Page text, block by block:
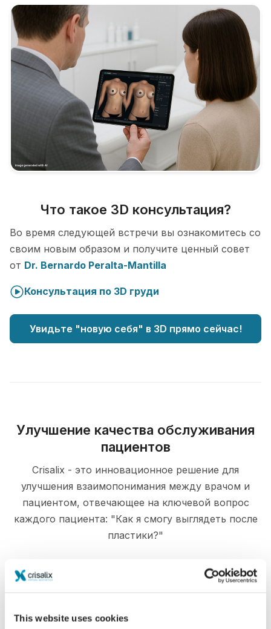
This website uses cookies
Что такое 3D консультация?
Во время следующей встречи вы ознакомитесь со
своим новым образом и получите ценный совет
от Dr. Bernardo Peralta-Mantilla
Консультация по 3D груди
Увидьте "новую себя" в 3D прямо сейчас!
Улучшение качества обслуживания
пациентов
Crisalix - это инновационное решение для
улучшения взаимопонимания между врачом и
пациентом, отвечающее на ключевой вопрос
каждого пациента: "Как я смогу выглядеть после
пластики?"
Информирование